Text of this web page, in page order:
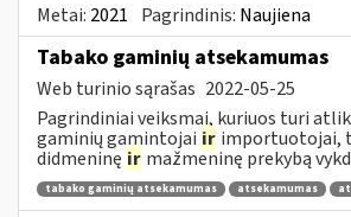
Metai: 2021 Pagrindinis: Naujiena
Tabako gaminių atsekamumas
Web turinio sąrašas 2022-05-25
Pagrindiniai veiksmai, kuriuos turi
gaminių gamintojai ir importuotojai,
didmeninę ir mažmeninę prekybą
tabako gaminių atsekamumas atsekamumas